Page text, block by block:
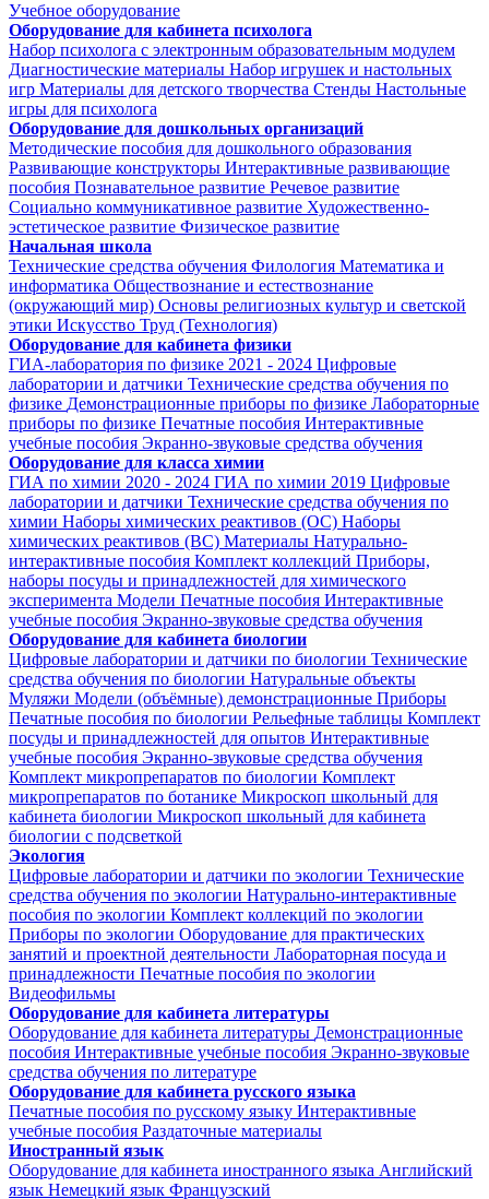
Учебное оборудование
Оборудование для кабинета психолога
Набор психолога с электронным образовательным модулем
Диагностические материалы Набор игрушек и настольных
игр Материалы для детского творчества Стенды Настольные
игры для психолога
Оборудование для дошкольных организаций
Методические пособия для дошкольного образования
Развивающие конструкторы Интерактивные развивающие
пособия Познавательное развитие Речевое развитие
Социально коммуникативное развитие Художественно-
эстетическое развитие Физическое развитие
Начальная школа
Технические средства обучения Филология Математика и
информатика Обществознание и естествознание
(окружающий мир) Основы религиозных культур и светской
этики Искусство Труд (Технология)
Оборудование для кабинета физики
ГИА-лаборатория по физике 2021 - 2024 Цифровые
лаборатории и датчики Технические средства обучения по
физике Демонстрационные приборы по физике Лабораторные
приборы по физике Печатные пособия Интерактивные
учебные пособия Экранно-звуковые средства обучения
Оборудование для класса химии
ГИА по химии 2020 - 2024 ГИА по химии 2019 Цифровые
лаборатории и датчики Технические средства обучения по
химии Наборы химических реактивов (ОС) Наборы
химических реактивов (ВС) Материалы Натурально-
интерактивные пособия Комплект коллекций Приборы,
наборы посуды и принадлежностей для химического
эксперимента Модели Печатные пособия Интерактивные
учебные пособия Экранно-звуковые средства обучения
Оборудование для кабинета биологии
Цифровые лаборатории и датчики по биологии Технические
средства обучения по биологии Натуральные объекты
Муляжи Модели (объёмные) демонстрационные Приборы
Печатные пособия по биологии Рельефные таблицы Комплект
посуды и принадлежностей для опытов Интерактивные
учебные пособия Экранно-звуковые средства обучения
Комплект микропрепаратов по биологии Комплект
микропрепаратов по ботанике Микроскоп школьный для
кабинета биологии Микроскоп школьный для кабинета
биологии с подсветкой
Экология
Цифровые лаборатории и датчики по экологии Технические
средства обучения по экологии Натурально-интерактивные
пособия по экологии Комплект коллекций по экологии
Приборы по экологии Оборудование для практических
занятий и проектной деятельности Лабораторная посуда и
принадлежности Печатные пособия по экологии
Видеофильмы
Оборудование для кабинета литературы
Оборудование для кабинета литературы Демонстрационные
пособия Интерактивные учебные пособия Экранно-звуковые
средства обучения по литературе
Оборудование для кабинета русского языка
Печатные пособия по русскому языку Интерактивные
учебные пособия Раздаточные материалы
Иностранный язык
Оборудование для кабинета иностранного языка Английский
язык Немецкий язык Французский